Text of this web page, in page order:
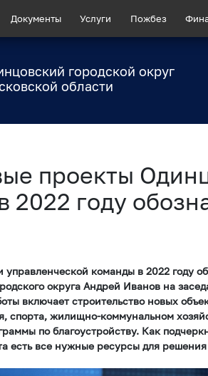
Документы Услуги Пожбез
городской округ
области
проекты
2022 году
управленческой команды в 2022 году
округа Андрей Иванов на
включает строительство новых
спорта, жилищно-коммунальном
по благоустройству. Как
есть все нужные ресурсы для